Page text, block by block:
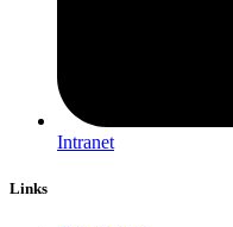
Intranet
Links